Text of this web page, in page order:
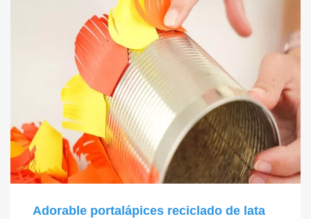
Adorable portalápices reciclado de lata